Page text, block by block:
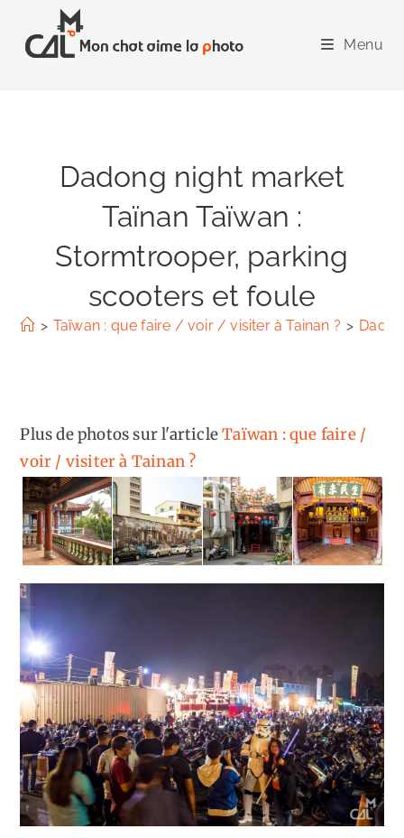
content
Menu
Dadong night market
Taïnan Taïwan :
Stormtrooper, parking
scooters et foule
> Taïwan : que faire / voir / visiter à Tainan ? >
Plus de photos sur l'articleTaïwan : que faire /
voir / visiter à Tainan ?